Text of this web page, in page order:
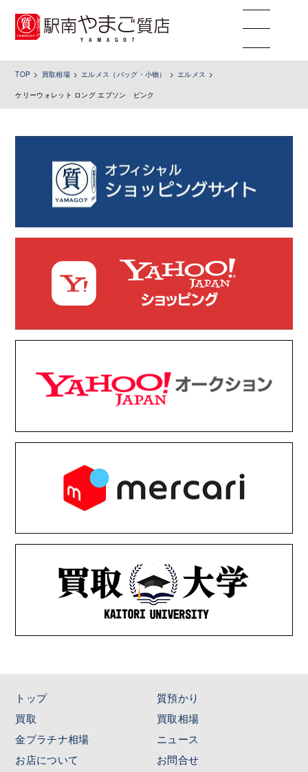
toggle
TOP 買取相場 エルメス（バッグ・小物） エルメス
ケリーウォレット ロング エプソン ピンク
トップ
質預かり
買取
買取相場
金プラチナ相場
ニュース
お店について
お問合せ